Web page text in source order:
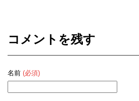
コメントを残す
名前 (必須)